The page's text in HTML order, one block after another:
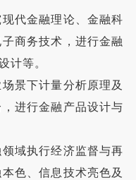
代金融理论、金融科
商务技术，进行金融
计等。
景下计量分析原理及
进行金融产品设计与
域执行经济监督与再
色、信息技术亮色及